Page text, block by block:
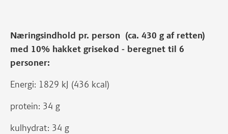
Næringsindhold pr. person (ca. 430 g af retten)
med 10% hakket grisekød - beregnet til 6
personer:
Energi: 1829 kJ (436 kcal)
protein: 34 g
kulhydrat: 34 g